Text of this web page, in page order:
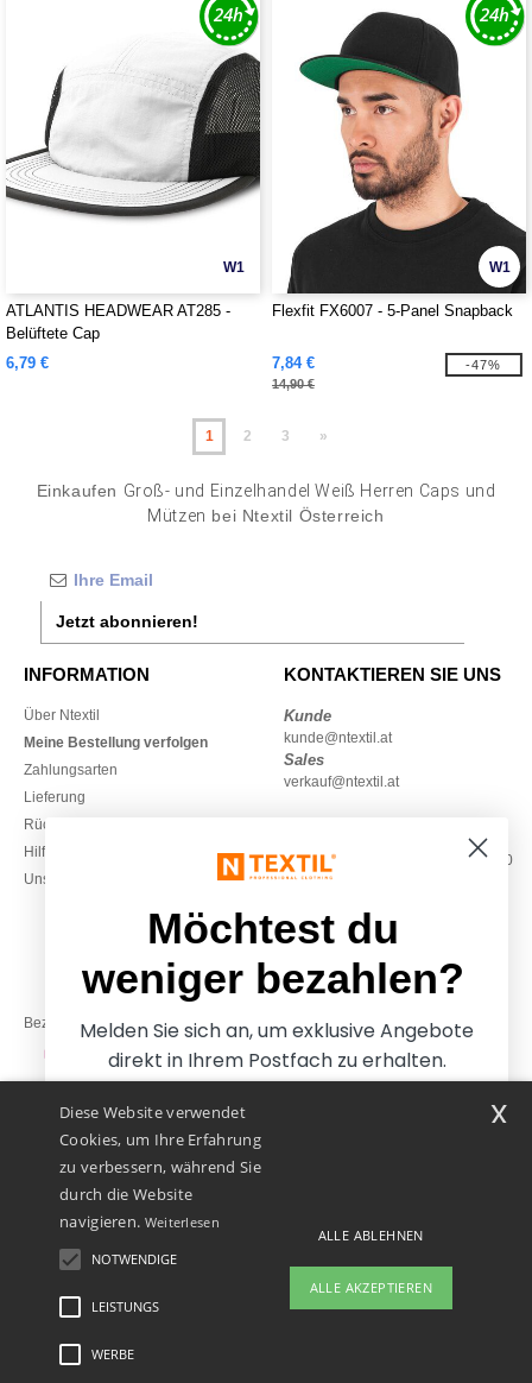
W1
ATLANTIS HEADWEAR AT285 -
Belüftete Cap
6,79 €
W1
Flexfit FX6007 - 5-Panel Snapback
7,84 €
14,90 €
-47%
1 2 3 »
Einkaufen Groß- und Einzelhandel Weiß Herren Caps und
Mützen bei Ntextil Österreich
Jetzt abonnieren!
INFORMATION
Über Ntextil
Meine Bestellung verfolgen
Zahlungsarten
Lieferung
Rückerstattungen / Rückgaben
Hilfe & FAQs
Unsere Engagements
KONTAKTIEREN SIE UNS
Kunde
kunde@ntextil.at
Sales
verkauf@ntextil.at
Montag – Donnerstag: 10:00–13:00
& 14:00–17:30
Freitag: 10:00–14:00
Bezahlung mit
Unsere Paketzusteller
Rechtliche Hinweise
Diese Website verwendet
Cookies, um Ihre Erfahrung
zu verbessern, während Sie
durch die Website
navigieren. Weiterlesen
NOTWENDIGE
LEISTUNGS
WERBE
ALLE ABLEHNEN
ALLE AKZEPTIEREN
x
Möchtest du
weniger bezahlen?
Melden Sie sich an, um exklusive Angebote
direkt in Ihrem Postfach zu erhalten.
Ja, ich möchte weniger
bezahlen
Nein danke, ich möchte mehr bezahlen.